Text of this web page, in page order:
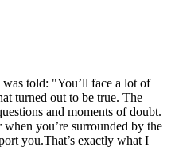
told: "You’ll face a lot of
turned out to be true. The
and moments of doubt.
you’re surrounded by the
you.That’s exactly what I